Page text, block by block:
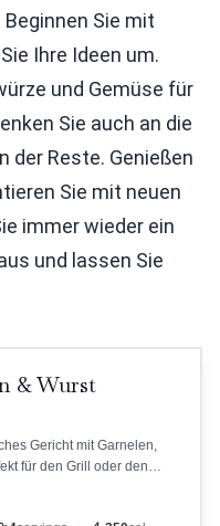
Sie mit
Ihre Ideen um.
und Gemüse für
Sie auch an die
der Reste. Genießen
Sie mit neuen
immer wieder ein
und lassen Sie
& Wurst
Gericht mit Garnelen,
für den Grill oder den